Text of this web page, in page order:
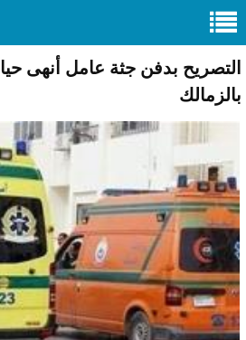
التصريح بدفن جثة عامل أنهى
بالزمالك